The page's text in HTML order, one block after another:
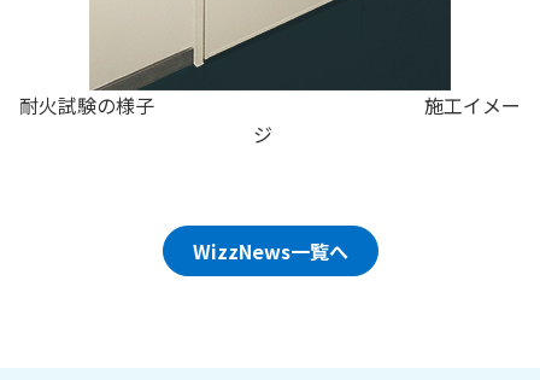
耐火試験の様子 施工イメー
ジ
WizzNews一覧へ